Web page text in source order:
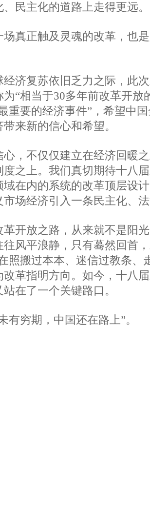
民主化的道路上走得更远。
正触及灵魂的改革，也是
复苏依旧乏力之际，此次
“相当于30多年前改革开放
重要的经济事件”，希望中
来新的信心和希望。
不仅仅建立在经济回暖之
度之上。我们真切期待十八
域在内的系统的改革顶层设
市场经济引入一条民主化、
放之路，从来就不是阳光
往风平浪静，只有蓦然回首
搬过本本、迷信过教条、
改革指明方向。如今，十八
在了一个关键路口。
穷期，中国还在路上”。